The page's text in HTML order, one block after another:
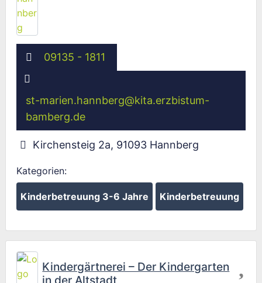
09135 - 1811
st-marien.hannberg@kita.erzbistum-
bamberg.de
Kirchensteig 2a, 91093 Hannberg
Kategorien:
Kinderbetreuung 3-6 Jahre Kinderbetreuung
Kindergärtnerei – Der Kindergarten